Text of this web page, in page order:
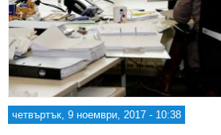
четвъртък, 9 ноември, 2017 - 10:38